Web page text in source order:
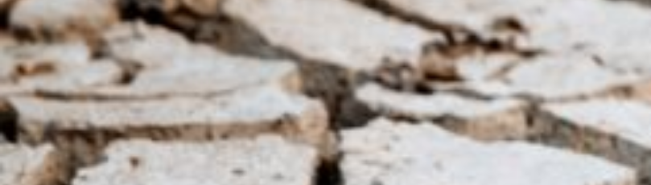
OK
Qui sommes-nous ?
Rémunération
OTE et DDI
Travail & santé
Contractuels
Le dialogue social engagé pour une Intelligence Artificielle au service du public et des agents
S'incrire à la newsletter
Découvrir l'UNSA